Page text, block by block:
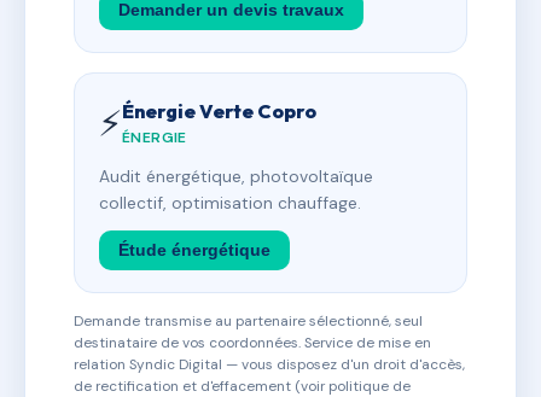
Demander un devis travaux
⚡Énergie Verte Copro
ÉNERGIE
Audit énergétique, photovoltaïque
collectif, optimisation chauffage.
Étude énergétique
Demande transmise au partenaire sélectionné, seul
destinataire de vos coordonnées. Service de mise en
relation Syndic Digital — vous disposez d'un droit d'accès,
de rectification et d'effacement (voir politique de